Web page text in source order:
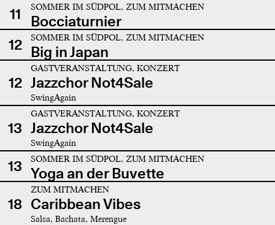
11 SOMMER IM SÜDPOL, ZUM MITMACHEN
Bocciaturnier
12
SOMMER IM SÜDPOL, ZUM MITMACHEN
Big in Japan
12
GASTVERANSTALTUNG, KONZERT
Jazzchor Not4Sale
SwingAgain
13
GASTVERANSTALTUNG, KONZERT
Jazzchor Not4Sale
SwingAgain
13 SOMMER IM SÜDPOL, ZUM MITMACHEN
Yoga an der Buvette
18
ZUM MITMACHEN
Caribbean Vibes
Salsa, Bachata, Merengue